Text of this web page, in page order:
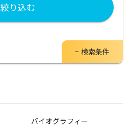
バイオグラフィー
絞り込む
検索条件